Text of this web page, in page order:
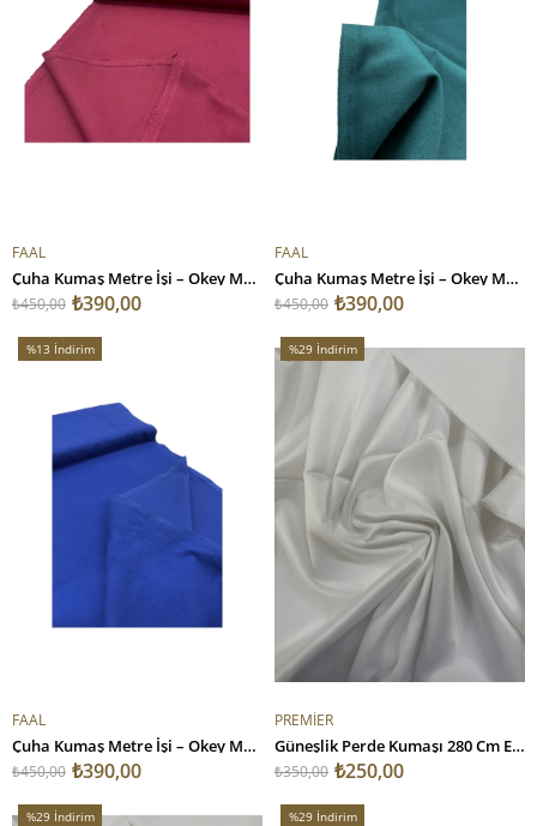
FAAL
Çuha Kumaş Metre İşi – Okey Masası, Stand Kaplama ve Okul Projeleri İçin Bordo
₺390,00
₺450,00
FAAL
Çuha Kumaş Metre İşi – Okey Masası, Stand Kaplama ve Okul Projeleri İçin Yeşil
₺390,00
₺450,00
%13 İndirim
FAAL
Çuha Kumaş Metre İşi – Okey Masası, Stand Kaplama ve Okul Projeleri İçin Mavi
₺390,00
₺450,00
%29 İndirim
%29İndirim
PREMİER
Güneşlik Perde Kumaşı 280 Cm Enli Beyaz
₺250,00
₺350,00
%29 İndirim
%29 İndirim